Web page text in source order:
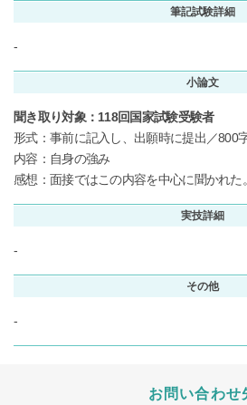
筆記試験詳細
-
小論文
聞き取り対象：118回国家試験受験者
形式：事前に記入し、出願時に提出／800
内容：自身の強み
感想：面接ではこの内容を中心に聞かれた。
実技詳細
-
その他
-
お問い合わせ